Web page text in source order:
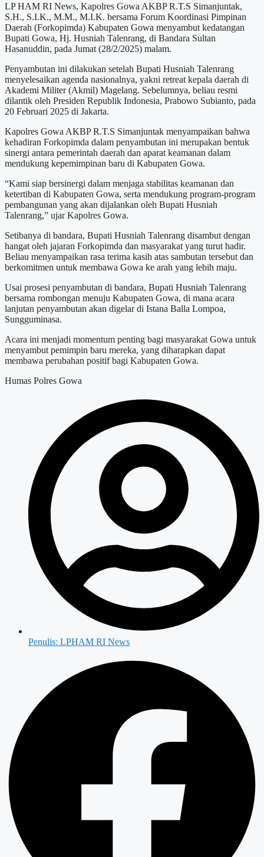
LP HAM RI News, Kapolres Gowa AKBP R.T.S Simanjuntak,
S.H., S.I.K., M.M., M.I.K. bersama Forum Koordinasi Pimpinan
Daerah (Forkopimda) Kabupaten Gowa menyambut kedatangan
Bupati Gowa, Hj. Husniah Talenrang, di Bandara Sultan
Hasanuddin, pada Jumat (28/2/2025) malam.
Penyambutan ini dilakukan setelah Bupati Husniah Talenrang
menyelesaikan agenda nasionalnya, yakni retreat kepala daerah di
Akademi Militer (Akmil) Magelang. Sebelumnya, beliau resmi
dilantik oleh Presiden Republik Indonesia, Prabowo Subianto, pada
20 Februari 2025 di Jakarta.
Kapolres Gowa AKBP R.T.S Simanjuntak menyampaikan bahwa
kehadiran Forkopimda dalam penyambutan ini merupakan bentuk
sinergi antara pemerintah daerah dan aparat keamanan dalam
mendukung kepemimpinan baru di Kabupaten Gowa.
“Kami siap bersinergi dalam menjaga stabilitas keamanan dan
ketertiban di Kabupaten Gowa, serta mendukung program-program
pembangunan yang akan dijalankan oleh Bupati Husniah
Talenrang,” ujar Kapolres Gowa.
Setibanya di bandara, Bupati Husniah Talenrang disambut dengan
hangat oleh jajaran Forkopimda dan masyarakat yang turut hadir.
Beliau menyampaikan rasa terima kasih atas sambutan tersebut dan
berkomitmen untuk membawa Gowa ke arah yang lebih maju.
Usai prosesi penyambutan di bandara, Bupati Husniah Talenrang
bersama rombongan menuju Kabupaten Gowa, di mana acara
lanjutan penyambutan akan digelar di Istana Balla Lompoa,
Sungguminasa.
Acara ini menjadi momentum penting bagi masyarakat Gowa untuk
menyambut pemimpin baru mereka, yang diharapkan dapat
membawa perubahan positif bagi Kabupaten Gowa.
Humas Polres Gowa
Penulis: LPHAM RI News